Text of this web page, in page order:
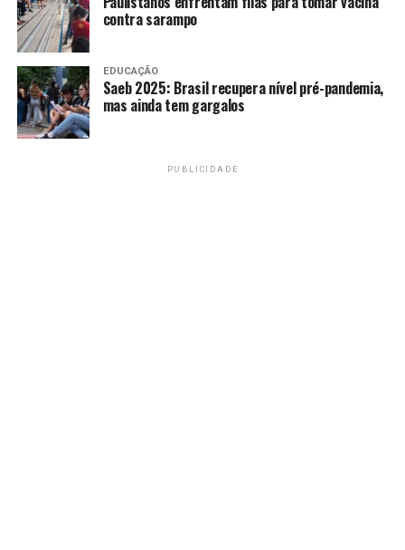
Amarildo Mota
contra sarampo
EDUCAÇÃO
Saeb 2025: Brasil recupera nível pré-pandemia,
mas ainda tem gargalos
PUBLICIDADE